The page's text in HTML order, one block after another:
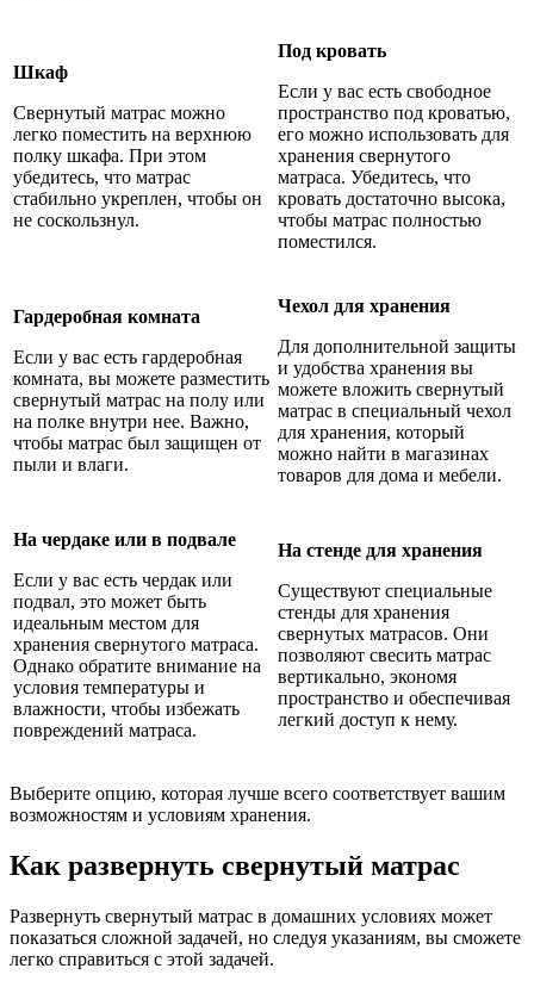
Шкаф
Свернутый матрас можно
легко поместить на верхнюю
полку шкафа. При этом
убедитесь, что матрас
стабильно укреплен, чтобы он
не соскользнул.
Под кровать
Если у вас есть свободное
пространство под кроватью,
его можно использовать для
хранения свернутого
матраса. Убедитесь, что
кровать достаточно высока,
чтобы матрас полностью
поместился.
Гардеробная комната
Если у вас есть гардеробная
комната, вы можете разместить
свернутый матрас на полу или
на полке внутри нее. Важно,
чтобы матрас был защищен от
пыли и влаги.
Чехол для хранения
Для дополнительной защиты
и удобства хранения вы
можете вложить свернутый
матрас в специальный чехол
для хранения, который
можно найти в магазинах
товаров для дома и мебели.
На чердаке или в подвале
Если у вас есть чердак или
подвал, это может быть
идеальным местом для
хранения свернутого матраса.
Однако обратите внимание на
условия температуры и
влажности, чтобы избежать
повреждений матраса.
На стенде для хранения
Существуют специальные
стенды для хранения
свернутых матрасов. Они
позволяют свесить матрас
вертикально, экономя
пространство и обеспечивая
легкий доступ к нему.
Выберите опцию, которая лучше всего соответствует вашим
возможностям и условиям хранения.
Как развернуть свернутый матрас
Развернуть свернутый матрас в домашних условиях может
показаться сложной задачей, но следуя указаниям, вы сможете
легко справиться с этой задачей.